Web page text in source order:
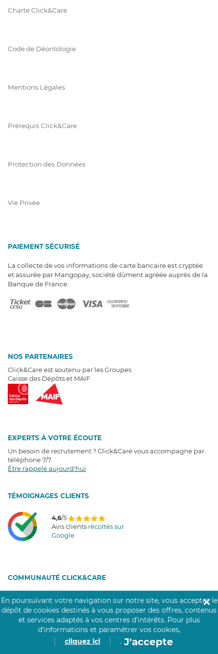
Charte Click&Care
Code de Déontologie
Mentions Légales
Prérequis Click&Care
Protection des Données
Vie Privée
PAIEMENT SÉCURISÉ
La collecte de vos informations de carte bancaire est cryptée
et assurée par Mangopay, société dûment agréée auprès de la
Banque de France.
NOS PARTENAIRES
Click&Care est soutenu par les Groupes
Caisse des Dépôts et MAIF.
EXPERTS À VOTRE ÉCOUTE
Un besoin de recrutement ? Click&Care vous accompagne par
téléphone 7/7
Être rappelé aujourd'hui
TÉMOIGNAGES CLIENTS
4,6/5
Avis clients récoltés sur
Google
COMMUNAUTÉ CLICK&CARE
En poursuivant votre navigation sur notre site, vous acceptez le
dépôt de cookies destinés à vous proposer des offres, contenus
et services adaptés à vos centres d’intérêts. Pour plus
d’informations et paramétrer vos cookies,
cliquez ici
. J'accepte
✕